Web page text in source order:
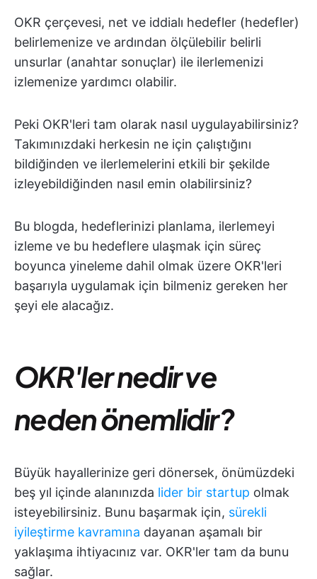
OKR çerçevesi, net ve iddialı hedefler (hedefler)
belirlemenize ve ardından ölçülebilir belirli
unsurlar (anahtar sonuçlar) ile ilerlemenizi
izlemenize yardımcı olabilir.
Peki OKR'leri tam olarak nasıl uygulayabilirsiniz?
Takımınızdaki herkesin ne için çalıştığını
bildiğinden ve ilerlemelerini etkili bir şekilde
izleyebildiğinden nasıl emin olabilirsiniz?
Bu blogda, hedeflerinizi planlama, ilerlemeyi
izleme ve bu hedeflere ulaşmak için süreç
boyunca yineleme dahil olmak üzere OKR'leri
başarıyla uygulamak için bilmeniz gereken her
şeyi ele alacağız.
OKR'ler nedir ve
neden önemlidir?
Büyük hayallerinize geri dönersek, önümüzdeki
beş yıl içinde alanınızda lider bir startup olmak
isteyebilirsiniz. Bunu başarmak için, sürekli
iyileştirme kavramına dayanan aşamalı bir
yaklaşıma ihtiyacınız var. OKR'ler tam da bunu
sağlar.